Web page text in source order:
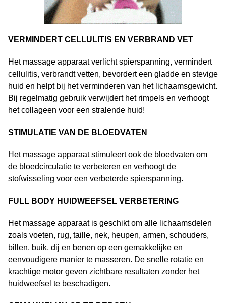
VERMINDERT CELLULITIS EN VERBRAND VET
Het massage apparaat verlicht spierspanning, vermindert
cellulitis, verbrandt vetten, bevordert een gladde en stevige
huid en helpt bij het verminderen van het lichaamsgewicht.
Bij regelmatig gebruik verwijdert het rimpels en verhoogt
het collageen voor een stralende huid!
STIMULATIE VAN DE BLOEDVATEN
Het massage apparaat stimuleert ook de bloedvaten om
de bloedcirculatie te verbeteren en verhoogt de
stofwisseling voor een verbeterde spierspanning.
FULL BODY HUIDWEEFSEL VERBETERING
Het massage apparaat is geschikt om alle lichaamsdelen
zoals voeten, rug, taille, nek, heupen, armen, schouders,
billen, buik, dij en benen op een gemakkelijke en
eenvoudigere manier te masseren. De snelle rotatie en
krachtige motor geven zichtbare resultaten zonder het
huidweefsel te beschadigen.